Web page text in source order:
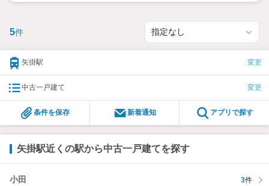
5件
矢掛駅 変更
中古一戸建て 変更
条件を保存 新着通知 アプリで探す
矢掛駅近くの駅から中古一戸建てを探す
小田 3件